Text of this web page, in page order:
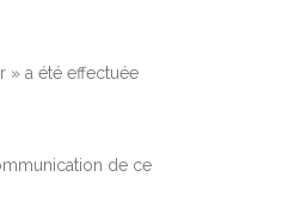
» a été effectuée
de ce